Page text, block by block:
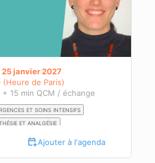
janvier 2027
(Heure de Paris)
+ 15 min QCM / échange
ET SOINS INTENSIFS
ET ANALGÉSIE
Ajouter à l'agenda